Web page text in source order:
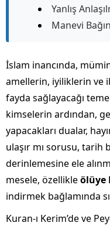
Yanlış
Manevi
İslam inancında,
amellerin, iyiliklerin ve
fayda sağlayacağı
kimselerin ardından,
yapacakları dualar,
ulaşır mı sorusu, tarih
derinlemesine ele
mesele, özellikleölüye
indirmek bağlamında
Kuran-ı Kerim’de ve